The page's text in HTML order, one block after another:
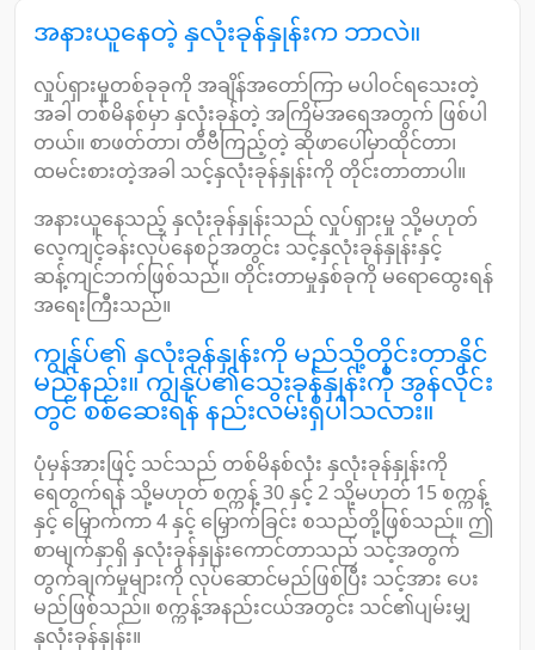
အနားယူနေတဲ့ နှလုံးခုန်နှုန်းက ဘာလဲ။
လှုပ်ရှားမှုတစ်ခုခုကို အချိန်အတော်ကြာ မပါဝင်ရသေးတဲ့
အခါ တစ်မိနစ်မှာ နှလုံးခုန်တဲ့ အကြိမ်အရေအတွက် ဖြစ်ပါ
တယ်။ စာဖတ်တာ၊ တီဗီကြည့်တဲ့ ဆိုဖာပေါ်မှာထိုင်တာ၊
ထမင်းစားတဲ့အခါ သင့်နှလုံးခုန်နှုန်းကို တိုင်းတာတာပါ။
အနားယူနေသည့် နှလုံးခုန်နှုန်းသည် လှုပ်ရှားမှု သို့မဟုတ်
လေ့ကျင့်ခန်းလုပ်နေစဉ်အတွင်း သင့်နှလုံးခုန်နှုန်းနှင့်
ဆန့်ကျင်ဘက်ဖြစ်သည်။ တိုင်းတာမှုနှစ်ခုကို မရောထွေးရန်
အရေးကြီးသည်။
ကျွန်ုပ်၏ နှလုံးခုန်နှုန်းကို မည်သို့တိုင်းတာနိုင်
မည်နည်း။ ကျွန်ုပ်၏သွေးခုန်နှုန်းကို အွန်လိုင်း
တွင် စစ်ဆေးရန် နည်းလမ်းရှိပါသလား။
ပုံမှန်အားဖြင့် သင်သည် တစ်မိနစ်လုံး နှလုံးခုန်နှုန်းကို
ရေတွက်ရန် သို့မဟုတ် စက္ကန့် 30 နှင့် 2 သို့မဟုတ် 15 စက္ကန့်
နှင့် မြှောက်ကာ 4 နှင့် မြှောက်ခြင်း စသည်တို့ဖြစ်သည်။ ဤ
စာမျက်နှာရှိ နှလုံးခုန်နှုန်းကောင်တာသည် သင့်အတွက်
တွက်ချက်မှုများကို လုပ်ဆောင်မည်ဖြစ်ပြီး သင့်အား ပေး
မည်ဖြစ်သည်။ စက္ကန့်အနည်းငယ်အတွင်း သင်၏ပျမ်းမျှ
နှလုံးခုန်နှုန်း။